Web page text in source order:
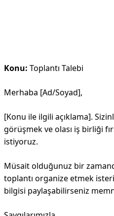
Konu: Toplantı Talebi
Merhaba [Ad/Soyad],
[Konu ile ilgili açıklama].
görüşmek ve olası iş birliği
istiyoruz.
Müsait olduğunuz bir
toplantı organize etmek
bilgisi paylaşabilirseniz